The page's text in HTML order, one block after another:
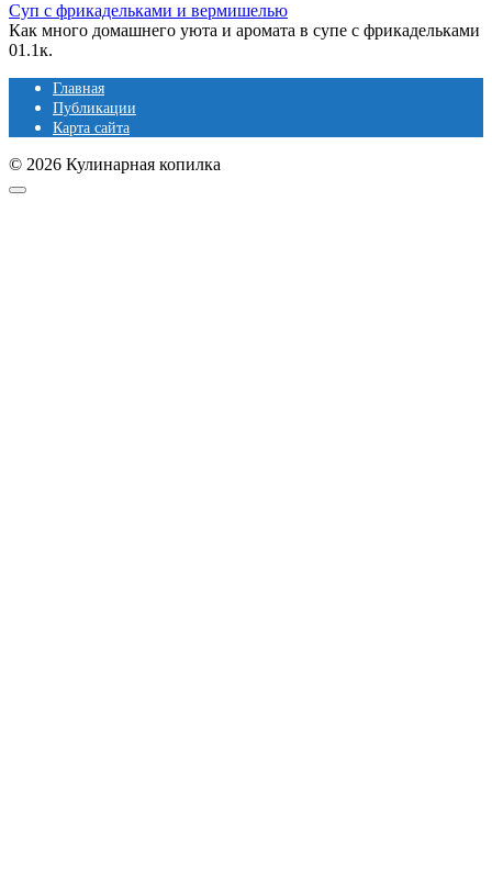
Суп с фрикадельками и вермишелью
Как много домашнего уюта и аромата в супе с фрикадельками
01.1к.
Главная
Публикации
Карта сайта
© 2026 Кулинарная копилка